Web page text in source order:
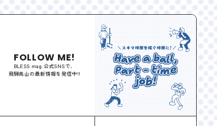
FOLLOW ME!
BLESS mag.公式SNSで、
飛騨高山の最新情報を発信中!!